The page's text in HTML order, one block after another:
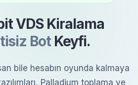
VDS Kiralama
BotKeyfi.
bile hesabın oyunda kalmaya
Palladium toplama ve